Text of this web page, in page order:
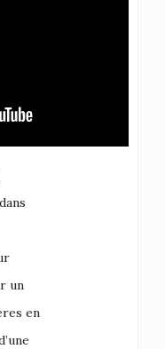
un
en